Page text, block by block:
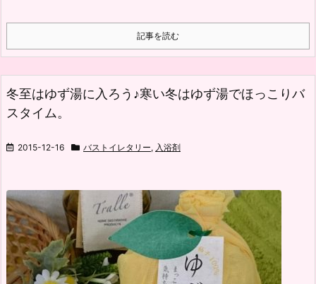
記事を読む
冬至はゆず湯に入ろう♪寒い冬はゆず湯でほっこりバ
スタイム。
2015-12-16 バストイレタリー, 入浴剤